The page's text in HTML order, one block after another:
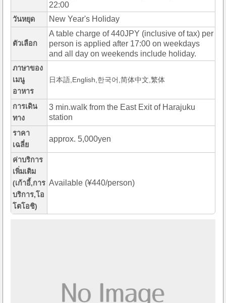
22:00
วันหยุด New Year's Holiday
ตัวเลือก
A table charge of 440JPY (inclusive of tax) per
person is applied after 17:00 on weekdays
and all day on weekends include holiday.
ภาษาของ
เมนู
อาหาร
日本語,English,한국어,简体中文,繁体
การเดิน
ทาง
3 min.walk from the East Exit of Harajuku
station
ราคา
เฉลี่ย
approx. 5,000yen
ค่าบริการ
เพิ่มเติม
(เก้าอี้,การ
บริการ,โอ
โตโอชิ)
Available (¥440/person)